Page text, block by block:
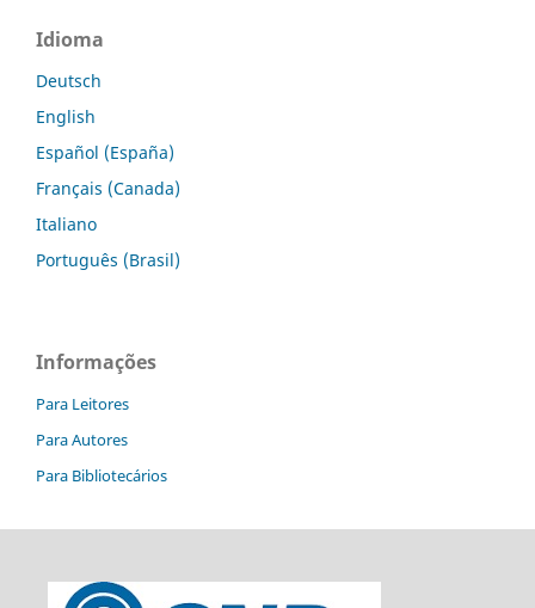
Idioma
Deutsch
English
Español (España)
Français (Canada)
Italiano
Português (Brasil)
Informações
Para Leitores
Para Autores
Para Bibliotecários